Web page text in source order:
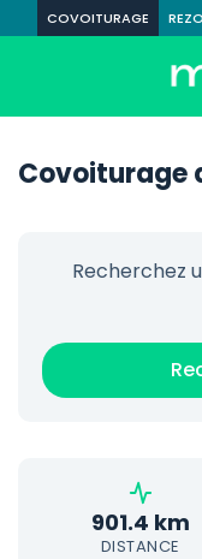
COVOITURAGE
Covoiturage
Recherchez
901.4 km
DISTANCE